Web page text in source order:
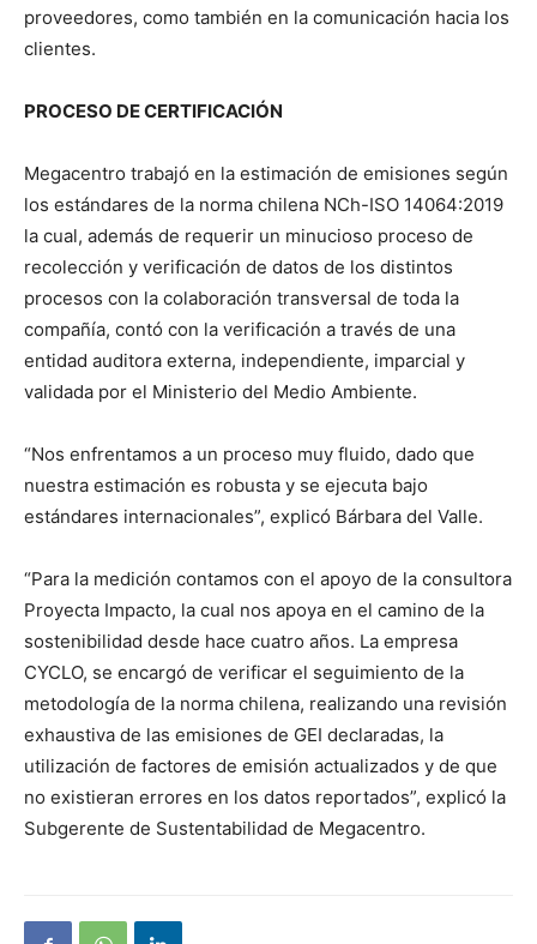
proveedores, como también en la comunicación hacia los
clientes.
PROCESO DE CERTIFICACIÓN
Megacentro trabajó en la estimación de emisiones según
los estándares de la norma chilena NCh-ISO 14064:2019
la cual, además de requerir un minucioso proceso de
recolección y verificación de datos de los distintos
procesos con la colaboración transversal de toda la
compañía, contó con la verificación a través de una
entidad auditora externa, independiente, imparcial y
validada por el Ministerio del Medio Ambiente.
“Nos enfrentamos a un proceso muy fluido, dado que
nuestra estimación es robusta y se ejecuta bajo
estándares internacionales”, explicó Bárbara del Valle.
“Para la medición contamos con el apoyo de la consultora
Proyecta Impacto, la cual nos apoya en el camino de la
sostenibilidad desde hace cuatro años. La empresa
CYCLO, se encargó de verificar el seguimiento de la
metodología de la norma chilena, realizando una revisión
exhaustiva de las emisiones de GEI declaradas, la
utilización de factores de emisión actualizados y de que
no existieran errores en los datos reportados”, explicó la
Subgerente de Sustentabilidad de Megacentro.